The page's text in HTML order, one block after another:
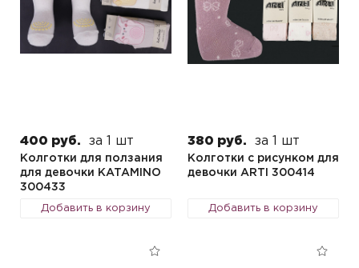
400 руб. за 1 шт
Колготки для ползания
для девочки KATAMINO
300433
Добавить в корзину
380 руб. за 1 шт
Колготки с рисунком для
девочки ARTI 300414
Добавить в корзину